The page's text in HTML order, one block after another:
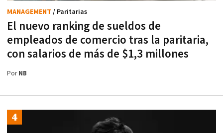
El nuevo ranking de sueldos de
empleados de comercio tras la paritaria,
con salarios de más de $1,3 millones
MANAGEMENT / Paritarias
PorNB